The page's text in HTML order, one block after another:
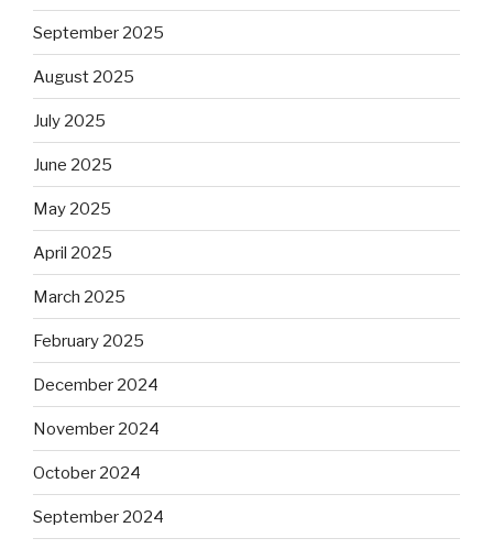
September 2025
August 2025
July 2025
June 2025
May 2025
April 2025
March 2025
February 2025
December 2024
November 2024
October 2024
September 2024